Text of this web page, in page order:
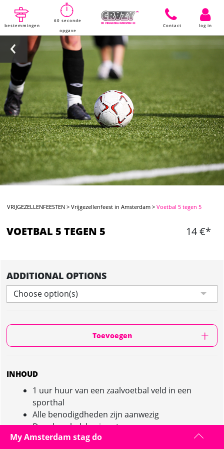
bestemmingen
60 seconde
opgave
Contact log in
VRIJGEZELLENFEESTEN >Vrijgezellenfeest in Amsterdam >Voetbal 5 tegen 5
VOETBAL 5 TEGEN 5 14 €*
ADDITIONAL OPTIONS
Choose option(s)
Toevoegen
INHOUD
1 uur huur van een zaalvoetbal veld in een
sporthal
Alle benodigdheden zijn aanwezig
Douches, bal, hesjes etc.
My Amsterdam stag do